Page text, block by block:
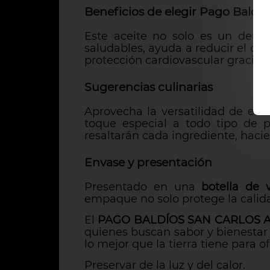
Beneficios de elegir Pago
Este aceite no solo es un
saludables, ayuda a reducir el
protección cardiovascular
Sugerencias culinarias
Aprovecha la versatilidad de
toque especial a todo tipo de
resaltarán cada ingrediente,
Envase y presentación
Presentado en una botella de
empaque no solo protege la
El
PAGO BALDÍOS SAN CARLOS
quienes buscan sabor y
lo mejor que la tierra tiene para
Preservar de la luz y del calor.